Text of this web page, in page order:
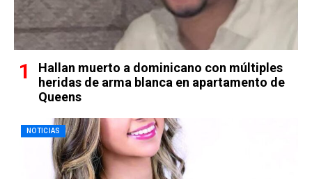
Hallan muerto a dominicano con múltiples
heridas de arma blanca en apartamento de
Queens
NOTICIAS